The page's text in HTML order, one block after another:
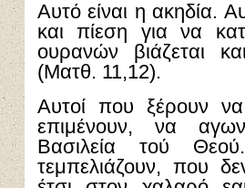
Αυτό είναι η ακηδία.
και πίεση για να
ουρανών βιάζεται
(Ματθ. 11,12).
Αυτοί που ξέρουν να
επιμένουν, να
Βασιλεία τού
τεμπελιάζουν, που